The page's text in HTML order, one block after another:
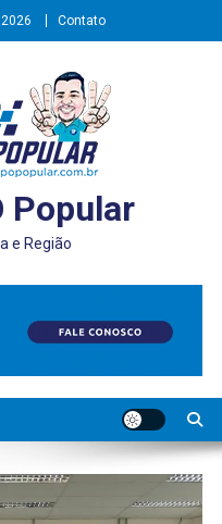
Contato
Popular
e Região